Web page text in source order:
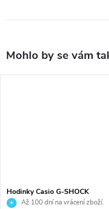
Hodinky Casio G-SHOCK
DW-5600UE-1ER
Až 100 dní na vrácení zboží.